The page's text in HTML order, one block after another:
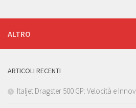
ALTRO
ARTICOLI RECENTI
Italjet Dragster 500 GP: Velocità e